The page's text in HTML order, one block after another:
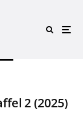
2 (2025)